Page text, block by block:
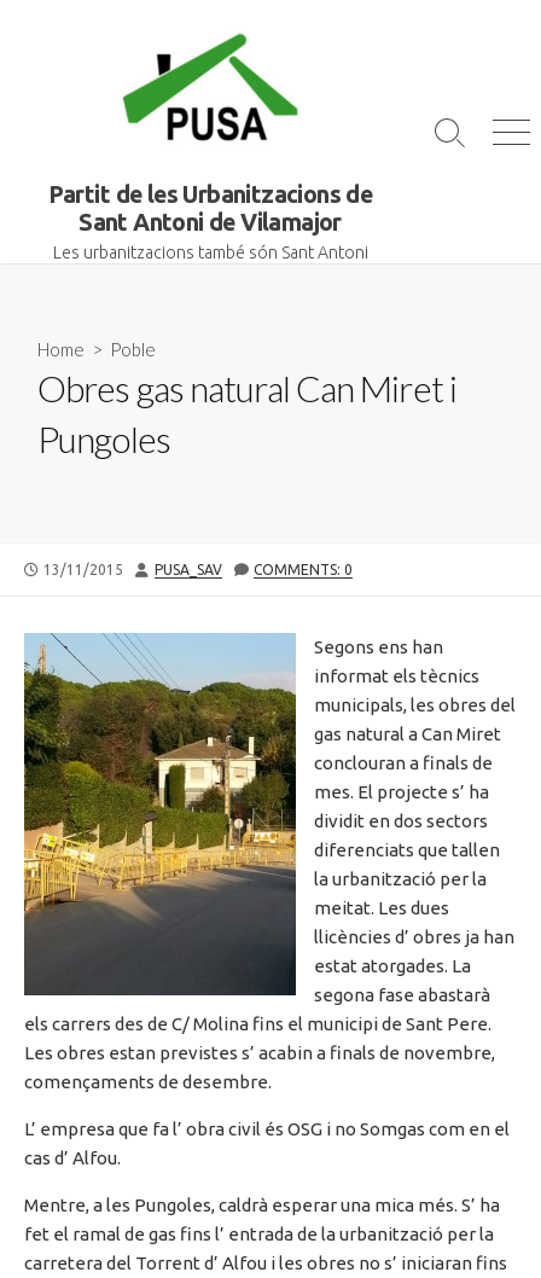
Partit de les Urbanitzacions de
Sant Antoni de Vilamajor
Les urbanitzacions també són Sant Antoni
Search
Home > Poble
Obres gas natural Can Miret i
Pungoles
PUBLISHED
13/11/2015 AUTHOR
PUSA_SAV COMMENTS: 0
Segons ens han
informat els tècnics
municipals, les obres del
gas natural a Can Miret
conclouran a finals de
mes. El projecte s’ ha
dividit en dos sectors
diferenciats que tallen
la urbanització per la
meitat. Les dues
llicències d’ obres ja han
estat atorgades. La
segona fase abastarà
els carrers des de C/ Molina fins el municipi de Sant Pere.
Les obres estan previstes s’ acabin a finals de novembre,
començaments de desembre.
L’ empresa que fa l’ obra civil és OSG i no Somgas com en el
cas d’ Alfou.
Mentre, a les Pungoles, caldrà esperar una mica més. S’ ha
fet el ramal de gas fins l’ entrada de la urbanització per la
carretera del Torrent d’ Alfou i les obres no s’ iniciaran fins